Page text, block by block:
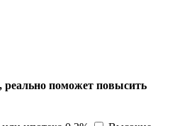
поможет повысить